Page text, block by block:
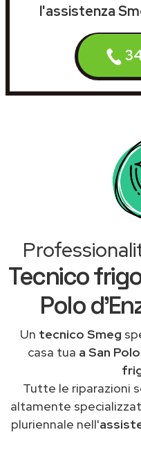
l'assistenza
Tecnico
Polo
Un tecnico Smeg
casa tua a San
Tutte le riparazioni
altamente
pluriennale nell'